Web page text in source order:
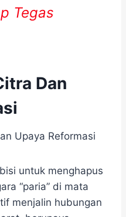
Tegas
Dan
untuk menghapus
“paria” di mata
menjalin hubungan